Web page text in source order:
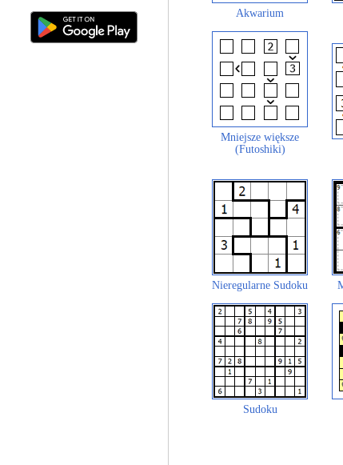
Akwarium
Mniejsze większe
(Futoshiki)
Nieregularne Sudoku
Sudoku